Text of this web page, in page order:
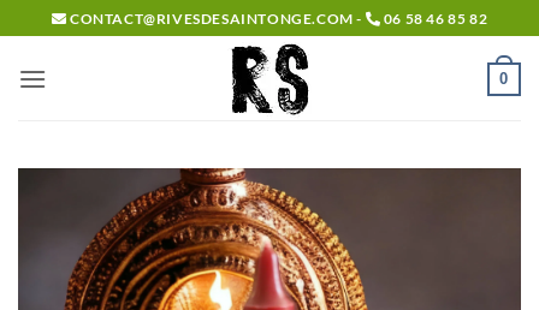
Passer
au
contenu
CONTACT@RIVESDESAINTONGE.COM - 06 58 46 85 82
0